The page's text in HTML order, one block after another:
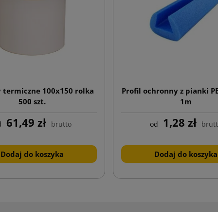
termiczne 100x150 rolka
500 szt.
61,49 zł brutto
Dodaj do koszyka
Profil ochronny z pianki
1m
od 1,28 zł
Dodaj do koszyka